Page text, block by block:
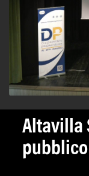
Altavilla